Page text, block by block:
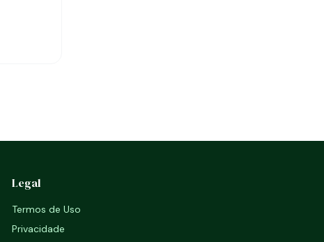
Legal
Termos de Uso
Privacidade